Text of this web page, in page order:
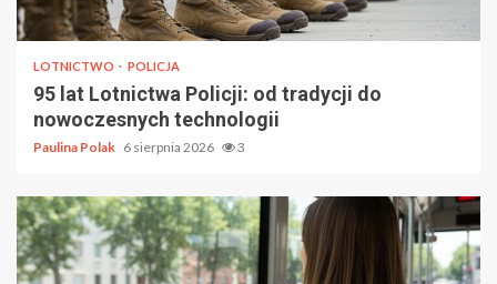
LOTNICTWO POLICJA
95 lat Lotnictwa Policji: od tradycji do
nowoczesnych technologii
Paulina Polak 6 sierpnia 2026 3